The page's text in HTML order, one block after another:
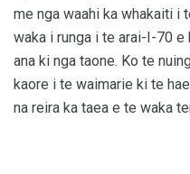
me nga waahi ka whakaiti i
waka i runga i te arai-I-70
ana ki nga taone. Ko te
kaore i te waimarie ki te
na reira ka taea e te waka